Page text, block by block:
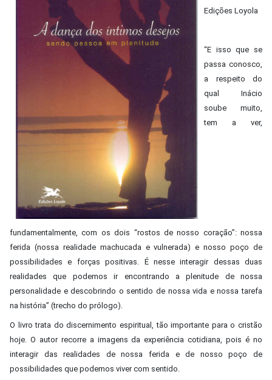
Edições Loyola
“E isso que se
passa conosco,
a respeito do
qual Inácio
soube muito,
tem a ver,
fundamentalmente, com os dois “rostos de nosso coração”: nossa
ferida (nossa realidade machucada e vulnerada) e nosso poço de
possibilidades e forças positivas. É nesse interagir dessas duas
realidades que podemos ir encontrando a plenitude de nossa
personalidade e descobrindo o sentido de nossa vida e nossa tarefa
na história” (trecho do prólogo).
O livro trata do discernimento espiritual, tão importante para o cristão
hoje. O autor recorre a imagens da experiência cotidiana, pois é no
interagir das realidades de nossa ferida e de nosso poço de
possibilidades que podemos viver com sentido.